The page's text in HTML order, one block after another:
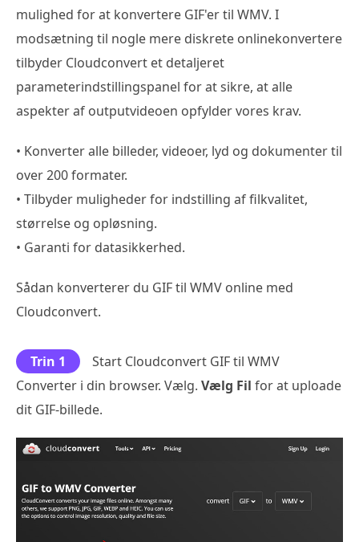
mulighed for at konvertere GIF'er til WMV. I
modsætning til nogle mere diskrete onlinekonvertere
tilbyder Cloudconvert et detaljeret
parameterindstillingspanel for at sikre, at alle
aspekter af outputvideoen opfylder vores krav.
• Konverter alle billeder, videoer, lyd og dokumenter til
over 200 formater.
• Tilbyder muligheder for indstilling af filkvalitet,
størrelse og opløsning.
• Garanti for datasikkerhed.
Sådan konverterer du GIF til WMV online med
Cloudconvert.
Trin 1
Start Cloudconvert GIF til WMV
Converter i din browser. Vælg. Vælg Fil for at uploade
dit GIF-billede.